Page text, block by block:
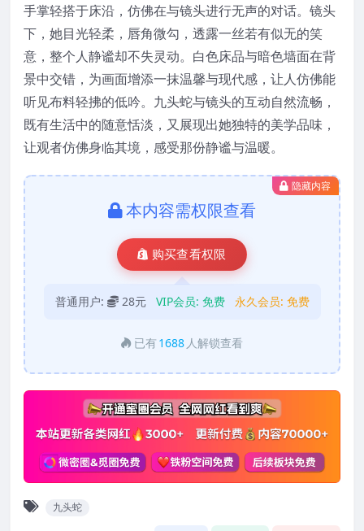
手掌轻搭于床沿，仿佛在与镜头进行无声的对话。镜头
下，她目光轻柔，唇角微勾，透露一丝若有似无的笑
意，整个人静谧却不失灵动。白色床品与暗色墙面在背
景中交错，为画面增添一抹温馨与现代感，让人仿佛能
听见布料轻拂的低吟。九头蛇与镜头的互动自然流畅，
既有生活中的随意恬淡，又展现出她独特的美学品味，
让观者仿佛身临其境，感受那份静谧与温暖。
隐藏内容
本内容需权限查看
购买查看权限
普通用户: 28元 VIP会员: 免费 永久会员: 免费
已有 1688 人解锁查看
九头蛇